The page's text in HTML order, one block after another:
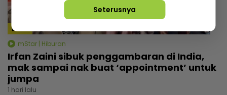
mStar | Hiburan
Irfan Zaini sibuk penggambaran di India,
mak sampai nak buat ‘appointment’ untuk
jumpa
1 hari lalu
Seterusnya